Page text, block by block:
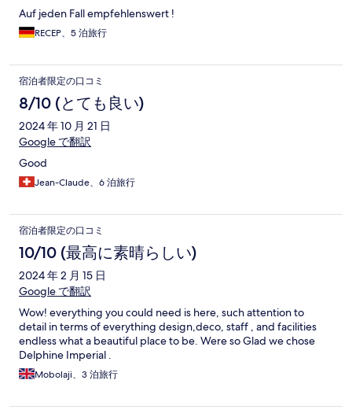
Auf jeden Fall empfehlenswert !
RECEP、5 泊旅行
宿泊者限定の口コミ
8/10 (とても良い)
2024 年 10 月 21 日
Google で翻訳
Good
Jean-Claude、6 泊旅行
宿泊者限定の口コミ
10/10 (最高に素晴らしい)
2024 年 2 月 15 日
Google で翻訳
Wow! everything you could need is here, such attention to
detail in terms of everything design,deco, staff , and facilities
endless what a beautiful place to be. Were so Glad we chose
Delphine Imperial .
Mobolaji、3 泊旅行